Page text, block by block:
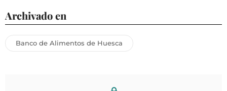
Archivado en
Banco de Alimentos de Huesca